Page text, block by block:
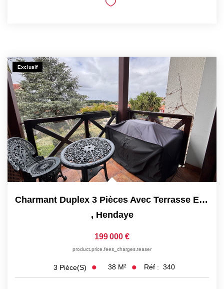
Exclusif
Charmant Duplex 3 Pièces Avec Terrasse Et Parking
, Hendaye
199 000 €
product.price.fees_charges.teaser
3 Pièce(s) 38 M² Réf : 340